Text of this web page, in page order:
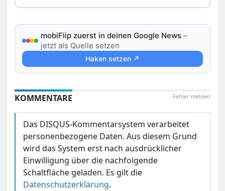
mobiFlip zuerst in deinen Google News –
jetzt als Quelle setzen
Haken setzen ↗
Fehler melden
KOMMENTARE
Das DISQUS-Kommentarsystem verarbeitet
personenbezogene Daten. Aus diesem Grund
wird das System erst nach ausdrücklicher
Einwilligung über die nachfolgende
Schaltfläche geladen. Es gilt die
Datenschutzerklärung.